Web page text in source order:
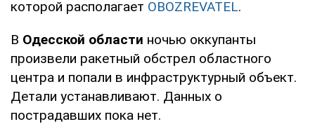
которой располагает OBOZREVATEL.
В Одесской области ночью оккупанты
произвели ракетный обстрел областного
центра и попали в инфраструктурный объект.
Детали устанавливают. Данных о
пострадавших пока нет.